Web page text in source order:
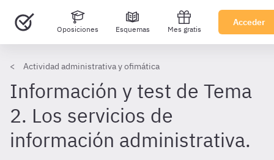
Oposiciones Esquemas Mes gratis
Acceder
Actividad administrativa y ofimática
Información y test de Tema
2. Los servicios de
información administrativa.